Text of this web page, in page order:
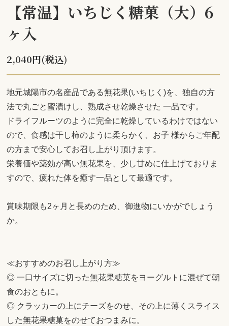
【常温】いちじく糖菓（大）6
ヶ入
2,040円(税込)
地元城陽市の名産品である無花果(いちじく)を、独自の方
法で丸ごと蜜漬けし、熟成させ乾燥させた 一品です。
ドライフルーツのように完全に乾燥しているわけではない
ので、食感は干し柿のように柔らかく、お子 様からご年配
の方まで安心してお召し上がり頂けます。
栄養価や薬効が高い無花果を、少し甘めに仕上げておりま
すので、疲れた体を癒す一品として最適です。
賞味期限も2ヶ月と長めのため、御進物にいかがでしょう
か。
≪おすすめのお召し上がり方≫
◎ 一口サイズに切った無花果糖菓をヨーグルトに混ぜて朝
食のおともに。
◎ クラッカーの上にチーズをのせ、その上に薄くスライス
した無花果糖菓をのせておつまみに。